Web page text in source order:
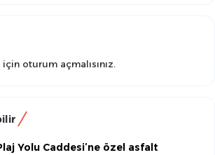
için oturum açmalısınız.
Yolu Caddesi’ne özel asfalt